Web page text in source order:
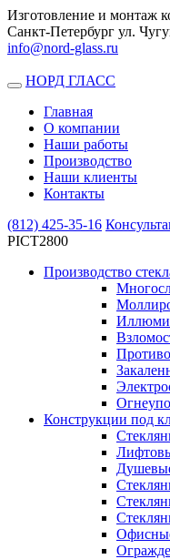
Изготовление и монтаж
Санкт-Петербург ул.
info@nord-glass.ru
Toggle
navigation
НОРД ГЛАСС
Главная
О компании
Наши работы
Производство
Наши клиенты
Контакты
(812) 425-35-16
PICT2800
Производство
Конструкции под